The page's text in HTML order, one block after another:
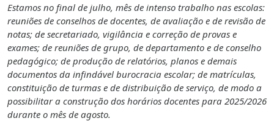
Estamos no final de julho, mês de intenso trabalho nas escolas:
reuniões de conselhos de docentes, de avaliação e de revisão de
notas; de secretariado, vigilância e correção de provas e
exames; de reuniões de grupo, de departamento e de conselho
pedagógico; de produção de relatórios, planos e demais
documentos da infindável burocracia escolar; de matrículas,
constituição de turmas e de distribuição de serviço, de modo a
possibilitar a construção dos horários docentes para 2025/2026
durante o mês de agosto.